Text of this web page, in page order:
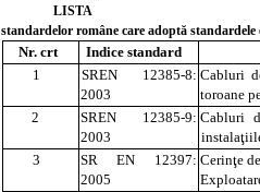
LISTA
standardelor române care adoptă
Nr. crt
Indice standard
1
SREN 12385-8:
2003
Cabluri
toroane
2
SREN 12385-9:
2003
Cabluri
instalaţi
3
SR EN 12397:
2005
Cerinţe